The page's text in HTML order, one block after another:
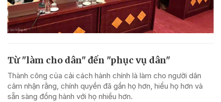
Từ "làm cho dân" đến "phục vụ dân"
Thành công của cải cách hành chính là làm cho người dân
cảm nhận rằng, chính quyền đã gần họ hơn, hiểu họ hơn và
sẵn sàng đồng hành với họ nhiều hơn.